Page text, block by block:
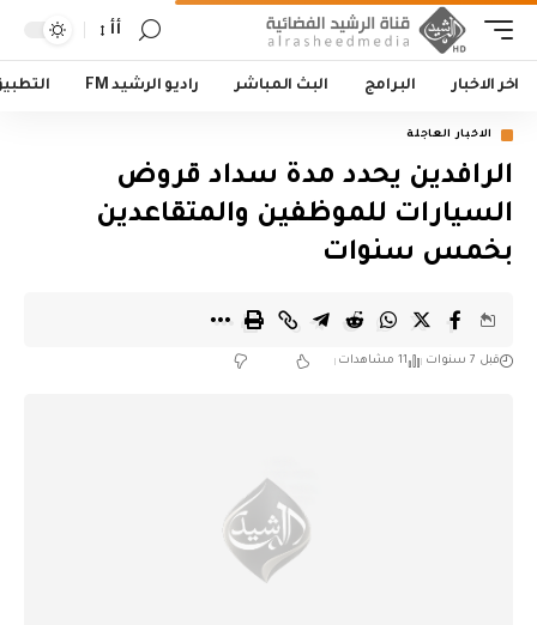
أأ
اخر الاخبار البرامج البث المباشر راديو الرشيد FM
الاخبار العاجلة
الرافدين يحدد مدة سداد قروض
السيارات للموظفين والمتقاعدين
بخمس سنوات
قبل 7 سنوات 11 مشاهدات